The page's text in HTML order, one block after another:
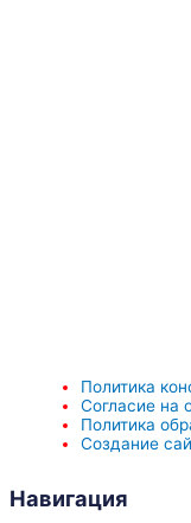
Политика
Согласие на
Политика
Создание
Навигация